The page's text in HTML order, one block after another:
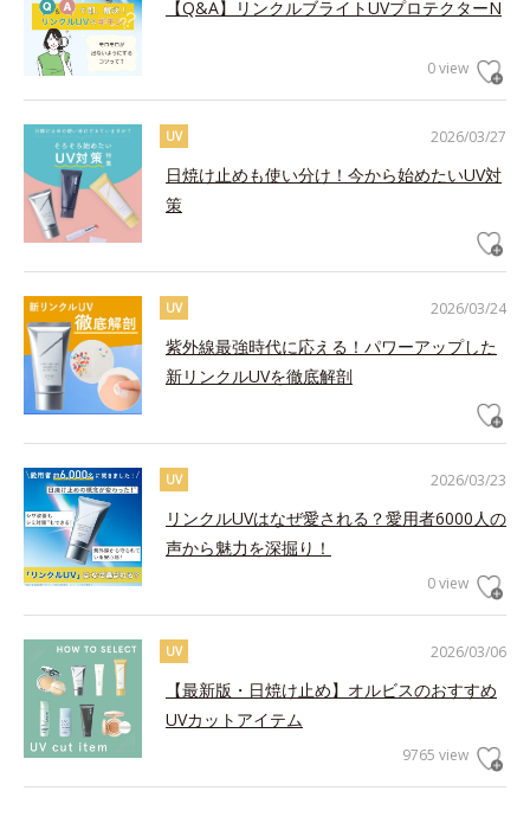
【Q&A】リンクルブライトUVプロテクターN
0 view
2026/03/27
UV
日焼け止めも使い分け！今から始めたいUV対
策
2026/03/24
UV
紫外線最強時代に応える！パワーアップした
新リンクルUVを徹底解剖
2026/03/23
UV
リンクルUVはなぜ愛される？愛用者6000人の
声から魅力を深掘り！
0 view
2026/03/06
UV
【最新版・日焼け止め】オルビスのおすすめ
UVカットアイテム
9765 view